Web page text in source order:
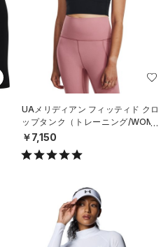
UAメリディアン フィッティド クロ
ップタンク（トレーニング/WOME
N）
￥7,150